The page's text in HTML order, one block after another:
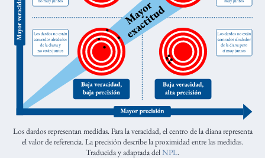
Los dardos representan medidas. Para la veracidad, el centro de la diana representa
el valor de referencia. La precisión describe la proximidad entre las medidas.
Traducida y adaptada delNPL.